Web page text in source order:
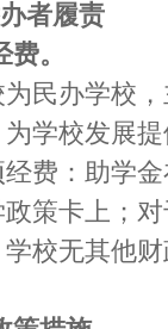
者履责
费。
为民办学校
为学校发展
经费：助学
策卡上；
学校无其他